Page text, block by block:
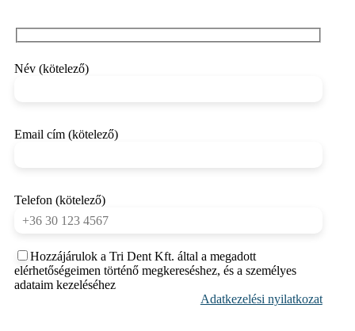
Név (kötelező)
Email cím (kötelező)
Telefon (kötelező)
Hozzájárulok a Tri Dent Kft. által a megadott
elérhetőségeimen történő megkereséshez, és a személyes
adataim kezeléséhez
Adatkezelési nyilatkozat